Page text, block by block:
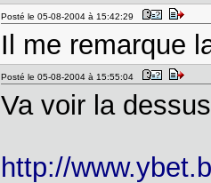
Posté le 05-08-2004 à 15:42:29
Il me remarque
Posté le 05-08-2004 à 15:55:04
Va voir la
http://